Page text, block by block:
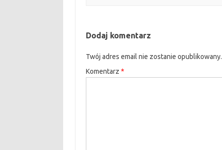
Dodaj komentarz
Twój adres email nie zostanie opublikowany.
Komentarz *